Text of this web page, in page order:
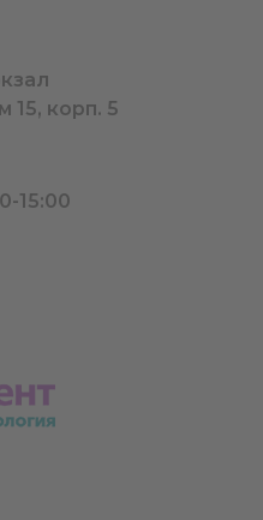
15, корп. 5
15:00